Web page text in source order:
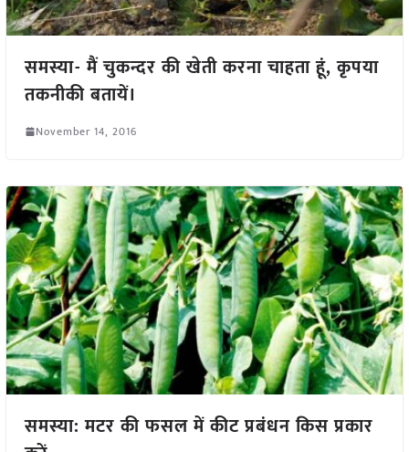
समस्या- मैं चुकन्दर की खेती करना चाहता हूं, कृपया
तकनीकी बतायें।
November 14, 2016
समस्या: मटर की फसल में कीट प्रबंधन किस प्रकार